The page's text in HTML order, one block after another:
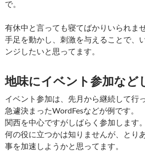
で。
有休中と言っても寝てばかりいられませ
手足を動かし、刺激を与えることで、
ンジしたいと思ってます。
地味にイベント参加など
イベント参加は、先月から継続して行
急遽決まったWordFesなどが例です。
関西を中心ですがしばらく参加します。
何の役に立つかは知りませんが、とり
事を加速しようかと思ってます。